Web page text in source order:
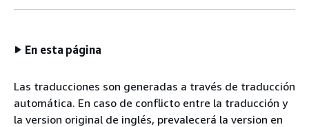
En esta página
Las traducciones son generadas a través de traducción
automática. En caso de conflicto entre la traducción y
la version original de inglés, prevalecerá la version en